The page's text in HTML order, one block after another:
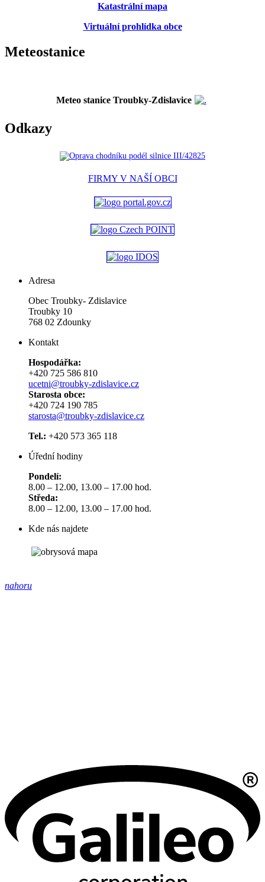
Katastrální mapa
Virtuální prohlídka obce
Meteostanice
Meteo stanice Troubky-Zdislavice
Odkazy
FIRMY V NAŠÍ OBCI
Adresa
Obec Troubky- Zdislavice
Troubky 10
768 02 Zdounky
Kontakt
Hospodářka:
+420 725 586 810
ucetni@troubky-zdislavice.cz
Starosta obce:
+420 724 190 785
starosta@troubky-zdislavice.cz
Tel.: +420 573 365 118
Úřední hodiny
Pondelí:
8.00 – 12.00, 13.00 – 17.00 hod.
Středa:
8.00 – 12.00, 13.00 – 17.00 hod.
Kde nás najdete
nahoru